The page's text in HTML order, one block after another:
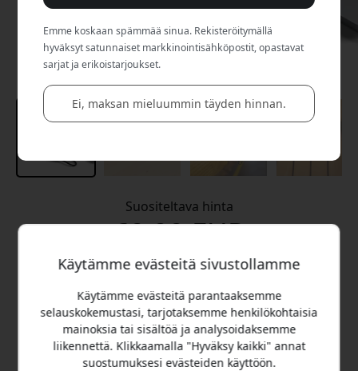
Suositeltava hinta
69.99 EUR
Osta nyt
Varastossa - valmiina lähetettäväksi
Ilmainen toimitus alueella Suomi
Käytämme evästeitä sivustollamme
Käytämme evästeitä parantaaksemme
selauskokemustasi, tarjotaksemme henkilökohtaisia
mainoksia tai sisältöä ja analysoidaksemme
liikennettä. Klikkaamalla "Hyväksy kaikki" annat
suostumuksesi evästeiden käyttöön.
Emme koskaan spämmää sinua. Rekisteröitymällä
hyväksyt satunnaiset markkinointisähköpostit, opastavat
sarjat ja erikoistarjoukset.
Ei, maksan mieluummin täyden hinnan.